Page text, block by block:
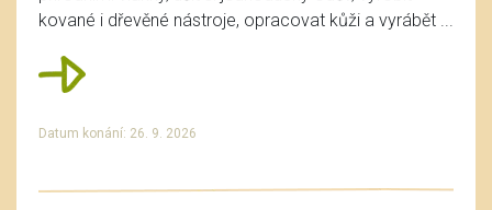
kované i dřevěné nástroje, opracovat kůži a vyrábět ...
Datum konání: 26. 9. 2026